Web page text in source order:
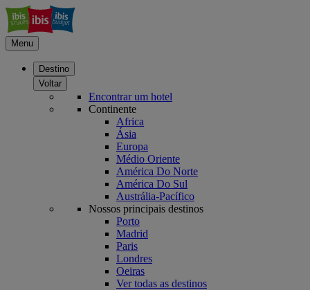
Menu
Destino
Voltar
Encontrar um hotel
Continente
Africa
Ásia
Europa
Médio Oriente
América Do Norte
América Do Sul
Austrália-Pacífico
Nossos principais destinos
Porto
Madrid
Paris
Londres
Oeiras
Ver todas as destinos